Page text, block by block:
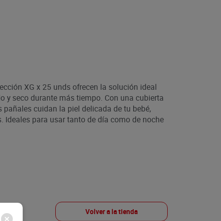
XG x 25 unds ofrecen la solución ideal
y seco durante más tiempo. Con una cubierta
pañales cuidan la piel delicada de tu bebé,
Ideales para usar tanto de día como de noche
Volver a la tienda